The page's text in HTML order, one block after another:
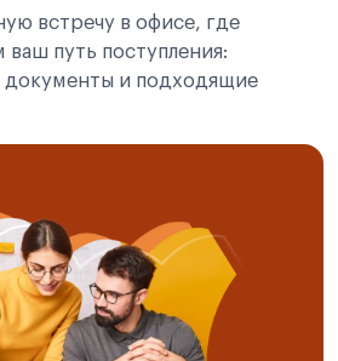
встречу в офисе, где
путь поступления:
документы и подходящие